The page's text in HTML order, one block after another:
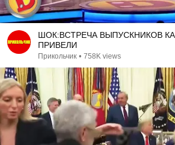
ШОК:ВСТРЕЧА ВЫПУСКНИКОВ
ПРИВЕЛИ
Прикольчик • 758K views